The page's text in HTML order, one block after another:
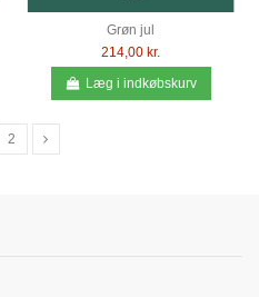
Grøn jul
214,00 kr.
Læg i indkøbskurv
2